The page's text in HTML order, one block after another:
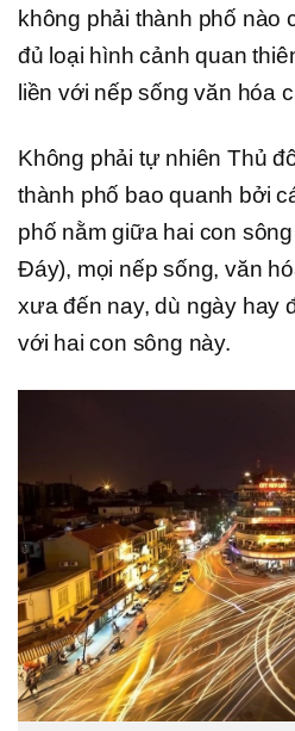
không phải thành phố nào
đủ loại hình cảnh quan
liền với nếp sống văn hóa
Không phải tự nhiên Thủ
thành phố bao quanh bởi
phố nằm giữa hai con
Đáy), mọi nếp sống, văn
xưa đến nay, dù ngày hay
với hai con sông này.